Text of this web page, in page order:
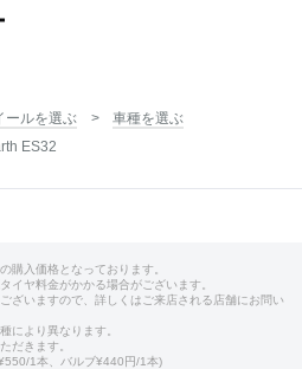
ールを選ぶ
車種を選ぶ
ES32
購入価格となっております。
イヤ料金がかかる場合がございます。
ざいますので、詳しくはご来店される店舗にお問い
により異なります。
だきます。
1本、バルブ¥440円/1本)